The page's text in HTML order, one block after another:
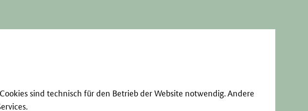
sind technisch für den Betrieb der Website notwendig. Andere